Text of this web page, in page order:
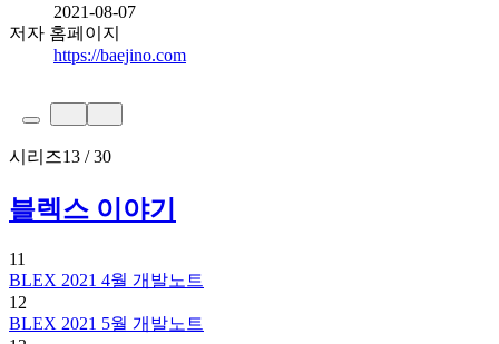
2021-08-07
저자 홈페이지
https://baejino.com
시리즈13 / 30
블렉스 이야기
11
BLEX 2021 4월 개발노트
12
BLEX 2021 5월 개발노트